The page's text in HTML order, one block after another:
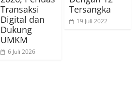
Transaksi
Digital dan
Dukung
UMKM
6 Juli 2026
Tersangka
19 Juli 2022